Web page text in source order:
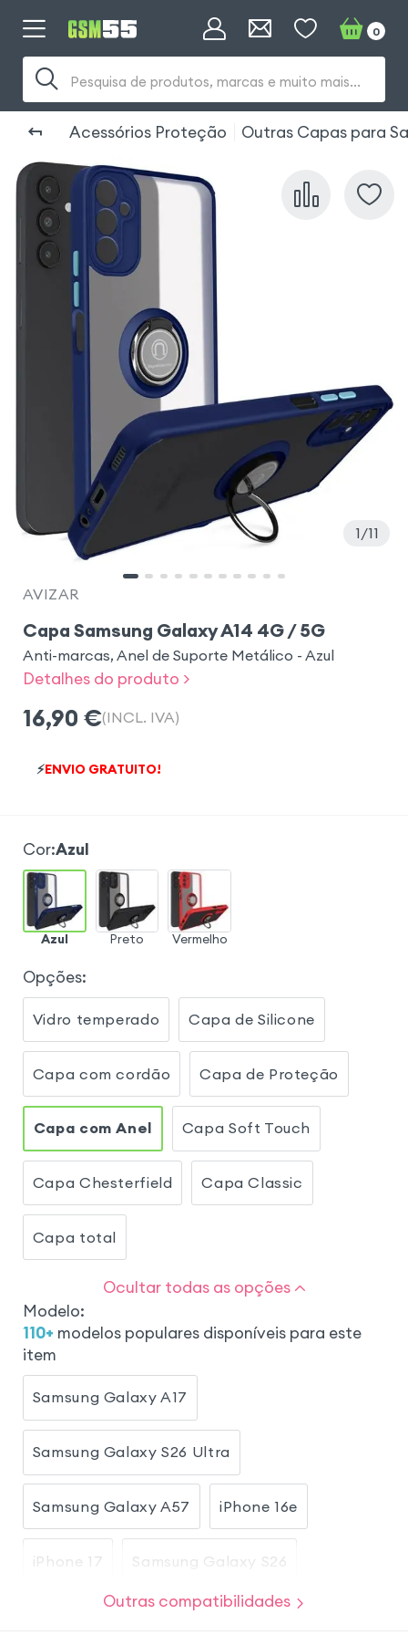
Pesquisa de produtos, marcas e muito mais...
0
Acessórios Proteção Outras Capas para
1 11
AVIZAR
Capa Samsung Galaxy A14 4G / 5G
Anti-marcas, Anel de Suporte Metálico - Azul
Detalhes do produto >
16,90 €(INCL. IVA)
⚡ENVIO GRATUITO!
Cor:Azul
Azul Preto Vermelho
Opções:
Vidro temperado Capa de Silicone
Capa com cordão Capa de Proteção
Capa com Anel Capa Soft Touch
Capa Chesterfield Capa Classic
Capa total
Ocultar todas as opções
Modelo:
110+ modelos populares disponíveis para este
item
Samsung Galaxy A17
Samsung Galaxy S26 Ultra
Samsung Galaxy A57 iPhone 16e
iPhone 17 Samsung Galaxy S26
Outras compatibilidades